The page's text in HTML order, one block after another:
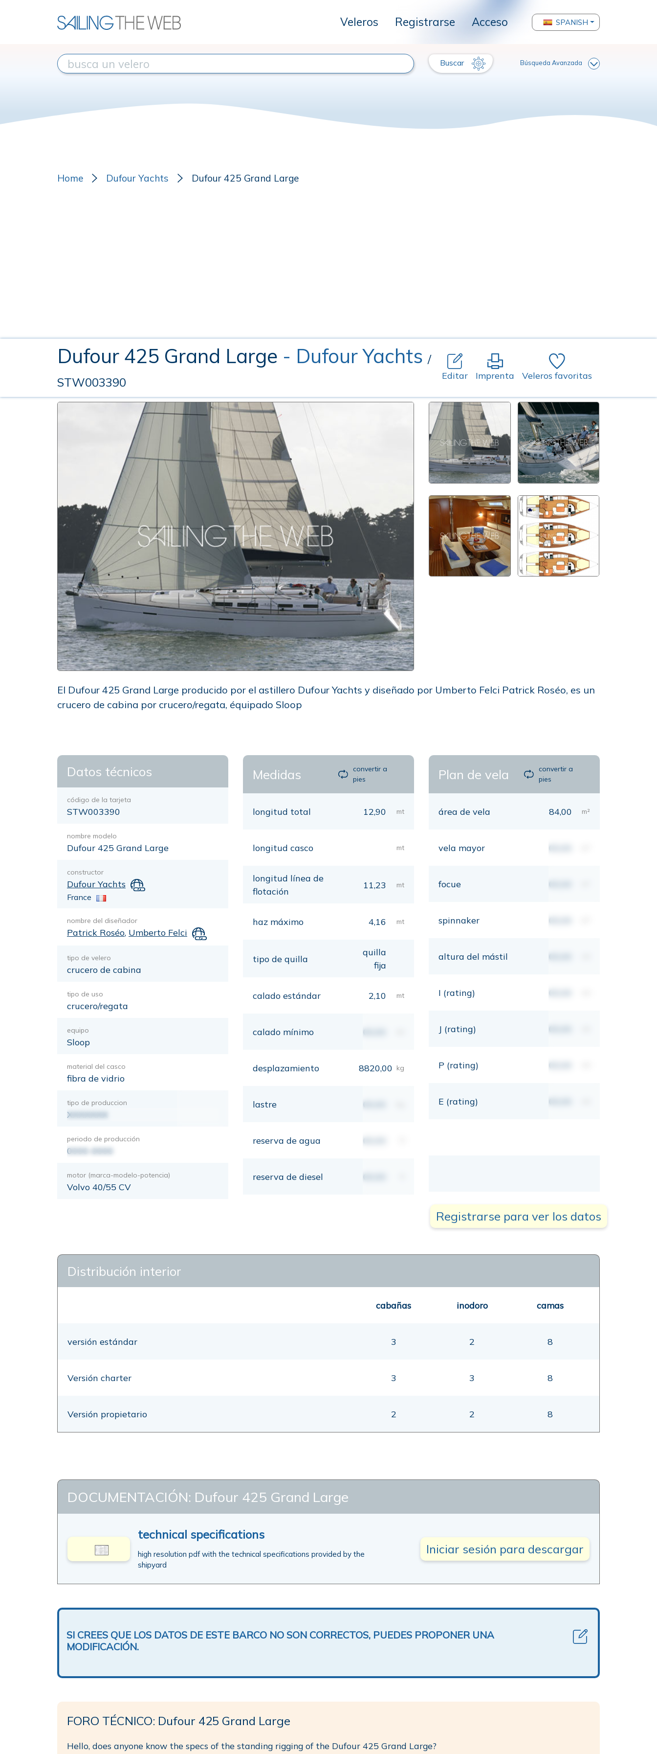
Veleros Registrarse Acceso SPANISH
Buscar Búsqueda Avanzada
Home Dufour Yachts Dufour 425 Grand Large
Dufour 425 Grand Large - Dufour Yachts /
STW003390
Editar Imprenta Veleros favoritas
El Dufour 425 Grand Large producido por el astillero Dufour Yachts y diseñado por Umberto Felci Patrick Roséo, es un
crucero de cabina por crucero/regata, équipado Sloop
Datos técnicos
código de la tarjeta
STW003390
nombre modelo
Dufour 425 Grand Large
constructor
Dufour Yachts
France
nombre del diseñador
Patrick Roséo, Umberto Felci
tipo de velero
crucero de cabina
tipo de uso
crucero/regata
equipo
Sloop
material del casco
fibra de vidrio
tipo de produccion
XXXXXXX
periodo de producción
0000-0000
motor (marca-modelo-potencia)
Volvo 40/55 CV
Medidas
convertir a
pies
longitud total 12,90 mt
longitud casco mt
longitud línea de
flotación
11,23 mt
haz máximo 4,16 mt
tipo de quilla
quilla
fija
calado estándar 2,10 mt
calado mínimo 00,00
desplazamiento 8820,00 kg
lastre 00,00
reserva de agua 00,00
reserva de diesel 00,00
Plan de vela
convertir a
pies
área de vela 84,00 m²
vela mayor 00,00
focue 00,00
spinnaker 00,00
altura del mástil 00,00
I (rating) 00,00
J (rating) 00,00
P (rating) 00,00
E (rating) 00,00
Registrarse para ver los datos
Distribución interior
cabañas inodoro camas
versión estándar 3 2 8
Versión charter 3 3 8
Versión propietario 2 2 8
DOCUMENTACIÓN: Dufour 425 Grand Large
technical specifications
high resolution pdf with the technical specifications provided by the
shipyard
Iniciar sesión para descargar
SI CREES QUE LOS DATOS DE ESTE BARCO NO SON CORRECTOS, PUEDES PROPONER UNA
MODIFICACIÓN.
FORO TÉCNICO: Dufour 425 Grand Large
Hello, does anyone know the specs of the standing rigging of the Dufour 425 Grand Large?